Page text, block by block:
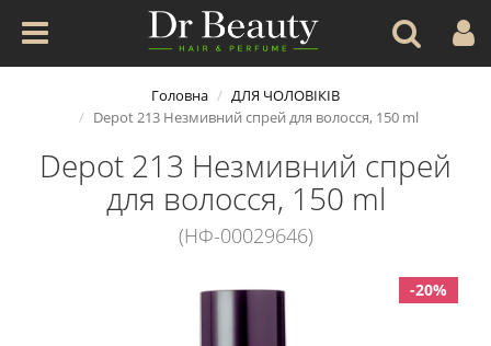
Головна
ДЛЯ ЧОЛОВІКІВ
Depot 213 Незмивний спрей для волосся, 150 ml
Depot 213 Незмивний спрей
для волосся, 150 ml
(НФ-00029646)
-20%